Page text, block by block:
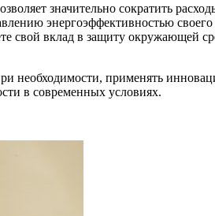
значительно сократить
энергоэффективностью
свой вклад в защиту окружающей
необходимости, применять
в современных условиях.